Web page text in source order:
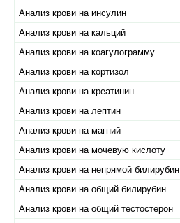
Анализ крови на инсулин
Анализ крови на кальций
Анализ крови на коагулограмму
Анализ крови на кортизол
Анализ крови на креатинин
Анализ крови на лептин
Анализ крови на магний
Анализ крови на мочевую кислоту
Анализ крови на непрямой билирубин
Анализ крови на общий билирубин
Анализ крови на общий тестостерон